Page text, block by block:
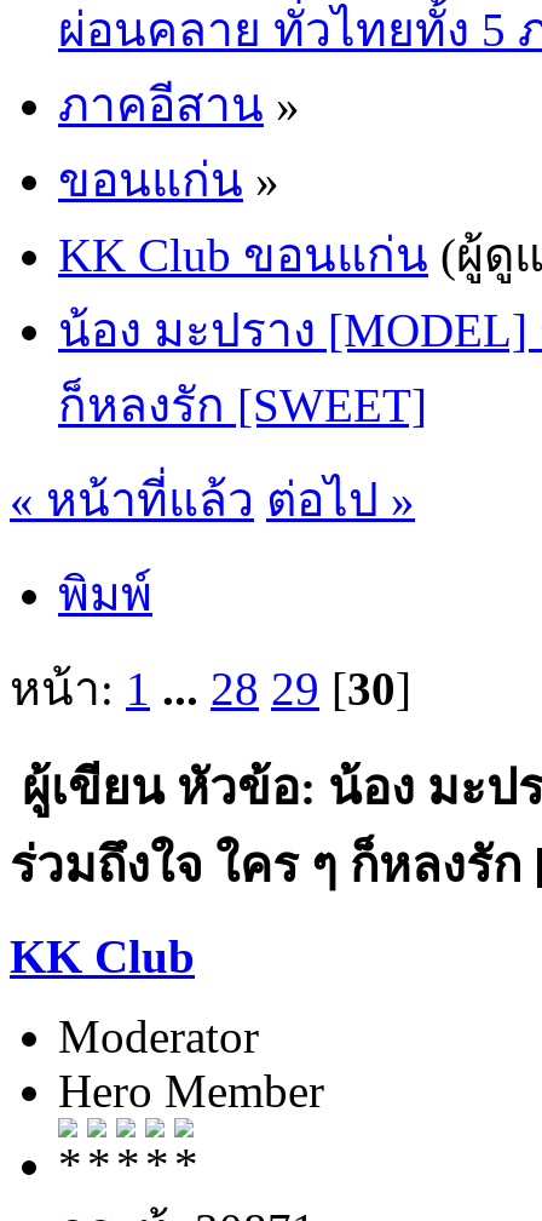
ผ่อนคลาย ทั่วไทยทั้ง 5
ภาคอีสาน »
ขอนแก่น »
KK Club ขอนแก่น (ผู้ดู
น้อง มะปราง
ก็หลงรัก [SWEET]
« หน้าที่แล้ว ต่อไป »
พิมพ์
หน้า: 1 ... 28 29 [30]
ผู้เขียนหัวข้อ: น้อง มะป
ร่วมถึงใจ ใคร ๆ ก็หลงรั
KK Club
Moderator
Hero Member